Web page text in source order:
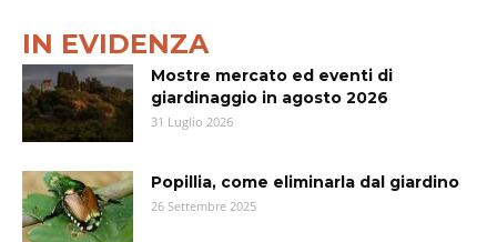
IN EVIDENZA
Mostre mercato ed eventi di
giardinaggio in agosto 2026
31 Luglio 2026
Popillia, come eliminarla dal giardino
26 Settembre 2025